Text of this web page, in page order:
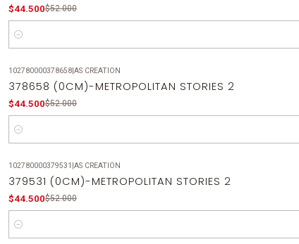
$44.500$52.000
Cantidad
-14% OFF
102780000378658|AS CREATION
378658 (0CM)-METROPOLITAN STORIES 2
$44.500$52.000
Cantidad
-14% OFF
102780000379531 |AS CREATION
379531 (0CM)-METROPOLITAN STORIES 2
$44.500$52.000
Cantidad